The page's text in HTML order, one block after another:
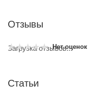
Отзывы
Нет оценок
Загрузка отзывов...
Статьи